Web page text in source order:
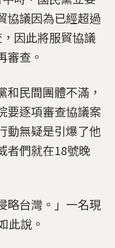
協議因為已經超過
因此將服貿協議
審查。
民間團體不滿，
要逐項審查協議案
動無疑是引爆了他
者們就在18號晚
略台灣。」一名現
此說。